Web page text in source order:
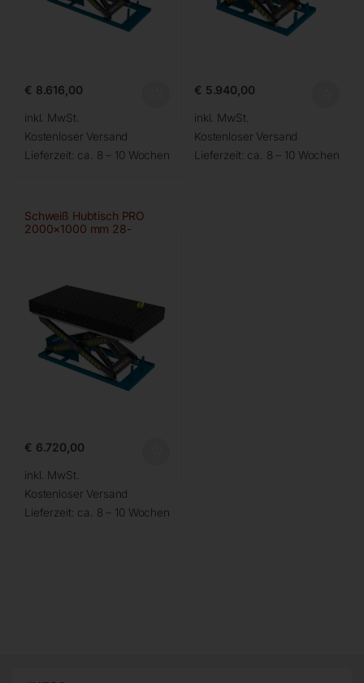
€ 8.616,00
inkl. MwSt.
Kostenloser Versand
Lieferzeit: ca. 8 – 10 Wochen
€ 5.940,00
inkl. MwSt.
Kostenloser Versand
Lieferzeit: ca. 8 – 10 Wochen
Schweiß Hubtisch PRO
2000×1000 mm 28-
€ 6.720,00
inkl. MwSt.
Kostenloser Versand
Lieferzeit: ca. 8 – 10 Wochen